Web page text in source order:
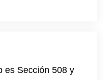
es Sección 508 y